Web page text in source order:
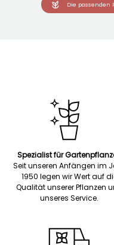
Die
Spezialist für
Seit unseren Anfängen im
1950 legen wir Wert auf
Qualität unserer Pflanzen
unseres Service.